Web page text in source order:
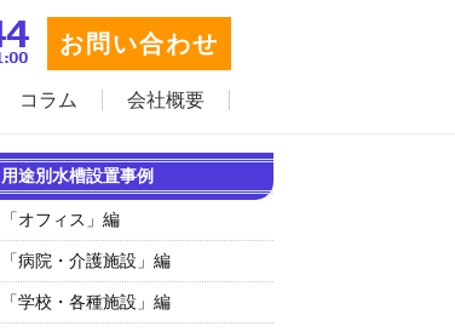
お問い合わせ
コラム 会社概要
用途別水槽設置事例
「オフィス」編
「病院・介護施設」編
「学校・各種施設」編